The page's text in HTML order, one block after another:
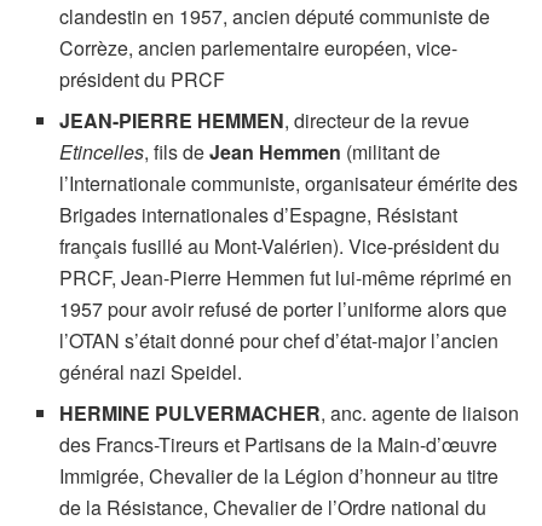
clandestin en 1957, ancien député communiste de
Corrèze, ancien parlementaire européen, vice-
président du PRCF
JEAN-PIERRE HEMMEN, directeur de la revue
Etincelles, fils deJean Hemmen (militant de
l’Internationale communiste, organisateur émérite des
Brigades internationales d’Espagne, Résistant
français fusillé au Mont-Valérien). Vice-président du
PRCF, Jean-Pierre Hemmen fut lui-même réprimé en
1957 pour avoir refusé de porter l’uniforme alors que
l’OTAN s’était donné pour chef d’état-major l’ancien
général nazi Speidel.
HERMINE PULVERMACHER, anc. agente de liaison
des Francs-Tireurs et Partisans de la Main-d’œuvre
Immigrée, Chevalier de la Légion d’honneur au titre
de la Résistance, Chevalier de l’Ordre national du